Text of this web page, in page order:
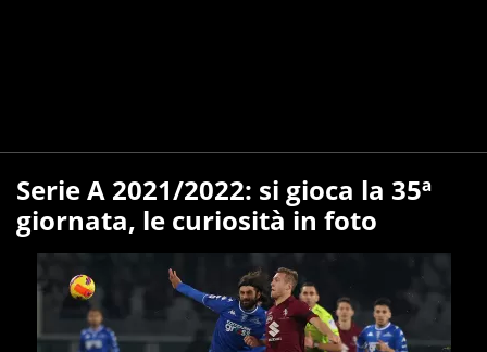
Serie A 2021/2022: si gioca la 35ª
giornata, le curiosità in foto